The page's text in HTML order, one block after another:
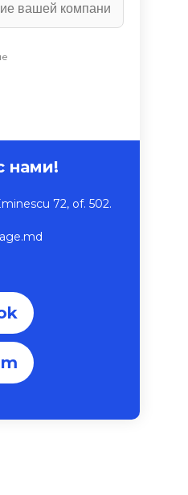
нами!
72, of. 502.